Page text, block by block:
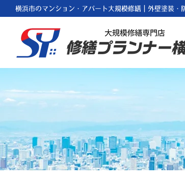
横浜市のマンション・アパート大規模修繕｜外壁塗装・